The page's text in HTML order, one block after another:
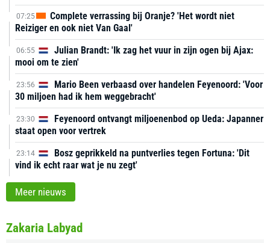
07:25
Complete verrassing bij Oranje? 'Het wordt niet
Reiziger en ook niet Van Gaal'
06:55
Julian Brandt: 'Ik zag het vuur in zijn ogen bij Ajax:
mooi om te zien'
23:56
Mario Been verbaasd over handelen Feyenoord: 'Voor
30 miljoen had ik hem weggebracht'
23:30
Feyenoord ontvangt miljoenenbod op Ueda: Japanner
staat open voor vertrek
23:14
Bosz geprikkeld na puntverlies tegen Fortuna: 'Dit
vind ik echt raar wat je nu zegt'
Meer nieuws
Zakaria Labyad